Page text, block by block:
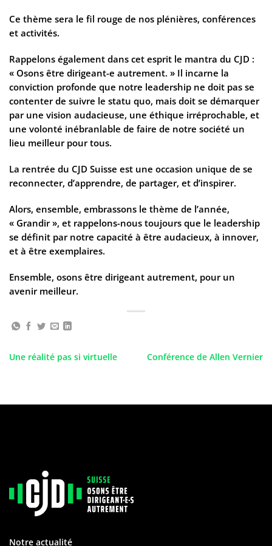
Ce thème sera le fil rouge de nos plénières, conférences
et activités.
Rappelons également dans cet esprit le mantra du CJD :
« Osons être dirigeant-e autrement. » Il incarne la
conviction profonde que notre leadership ne doit pas se
contenter de suivre le statu quo, mais doit se démarquer
par une vision audacieuse, une éthique irréprochable, et
une volonté inébranlable de faire de notre société un
lieu meilleur pour tous.
La rentrée du CJD Suisse est une occasion unique de se
reconnecter, d’apprendre, de partager, et d’inspirer.
Alors, ensemble, embrassons le thème de l’année,
« Grandir », et rappelons-nous toujours que le leadership
se définit par notre capacité à être audacieux, à innover,
et à être exemplaires.
Ensemble, osons être dirigeant autrement, pour un
avenir meilleur.
Une réalité pas si virtuelle Conférence de Allen Vernier
Notre actualité